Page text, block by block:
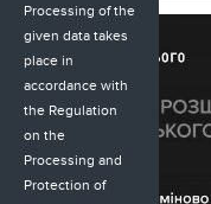
Processing of the
given data takes
place in
accordance with
the Regulation
on the
Processing and
Protection of